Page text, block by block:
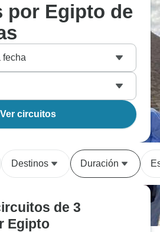
por Egipto de
fecha
Ver circuitos
Destinos Duración
de 3
Egipto